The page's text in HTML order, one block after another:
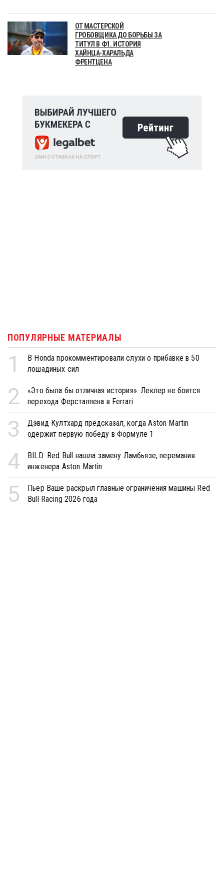
ОТ МАСТЕРСКОЙ
ГРОБОВЩИКА ДО БОРЬБЫ ЗА
ТИТУЛ В Ф1. ИСТОРИЯ
ХАЙНЦА-ХАРАЛЬДА
ФРЕНТЦЕНА
ПОПУЛЯРНЫЕ МАТЕРИАЛЫ
1
В Honda прокомментировали слухи о прибавке в 50
лошадиных сил
2
«Это была бы отличная история». Леклер не боится
перехода Ферстаппена в Ferrari
3
Дэвид Култхард предсказал, когда Aston Martin
одержит первую победу в Формуле 1
4
BILD: Red Bull нашла замену Ламбьязе, переманив
инженера Aston Martin
5
Пьер Ваше раскрыл главные ограничения машины Red
Bull Racing 2026 года